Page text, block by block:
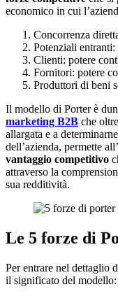
economico in cui
Concorrenza
Potenziali
Clienti: potere
Fornitori: potere
Produttori di beni
Il modello di Porter è
marketing B2B che
allargata e a
dell’azienda, permette
vantaggio competitivo
attraverso la
sua redditività.
Le 5 forze di
Per entrare nel dettaglio
il significato del modello: